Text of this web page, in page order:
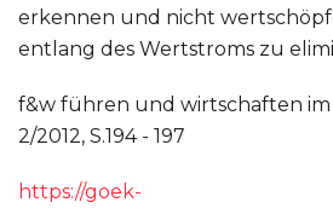
erkennen und nicht
entlang des Wertstroms zu
f&w führen und wirtschaften
2/2012, S.194 - 197
https://goek-